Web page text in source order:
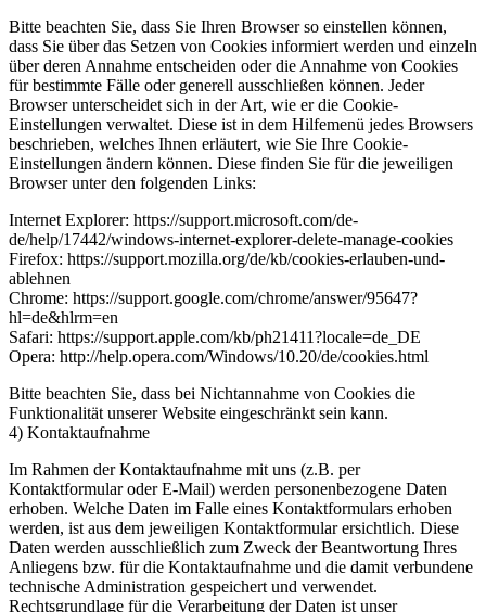
Bitte beachten Sie, dass Sie Ihren Browser so einstellen können,
dass Sie über das Setzen von Cookies informiert werden und einzeln
über deren Annahme entscheiden oder die Annahme von Cookies
für bestimmte Fälle oder generell ausschließen können. Jeder
Browser unterscheidet sich in der Art, wie er die Cookie-
Einstellungen verwaltet. Diese ist in dem Hilfemenü jedes Browsers
beschrieben, welches Ihnen erläutert, wie Sie Ihre Cookie-
Einstellungen ändern können. Diese finden Sie für die jeweiligen
Browser unter den folgenden Links:
Internet Explorer: https://support.microsoft.com/de-
de/help/17442/windows-internet-explorer-delete-manage-cookies
Firefox: https://support.mozilla.org/de/kb/cookies-erlauben-und-
ablehnen
Chrome: https://support.google.com/chrome/answer/95647?
hl=de&hlrm=en
Safari: https://support.apple.com/kb/ph21411?locale=de_DE
Opera: http://help.opera.com/Windows/10.20/de/cookies.html
Bitte beachten Sie, dass bei Nichtannahme von Cookies die
Funktionalität unserer Website eingeschränkt sein kann.
4) Kontaktaufnahme
Im Rahmen der Kontaktaufnahme mit uns (z.B. per
Kontaktformular oder E-Mail) werden personenbezogene Daten
erhoben. Welche Daten im Falle eines Kontaktformulars erhoben
werden, ist aus dem jeweiligen Kontaktformular ersichtlich. Diese
Daten werden ausschließlich zum Zweck der Beantwortung Ihres
Anliegens bzw. für die Kontaktaufnahme und die damit verbundene
technische Administration gespeichert und verwendet.
Rechtsgrundlage für die Verarbeitung der Daten ist unser